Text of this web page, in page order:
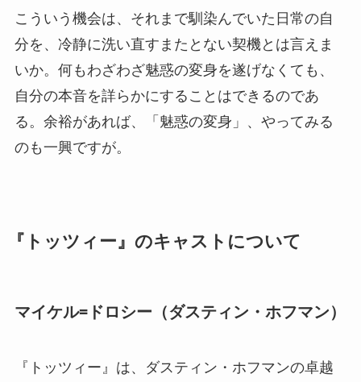
こういう機会は、それまで馴染んでいた日常の自
分を、冷静に洗い直すまたとない契機とは言えま
いか。何もわざわざ魅惑の変身を遂げなくても、
自分の本音を詳らかにすることはできるのであ
る。余裕があれば、「魅惑の変身」、やってみる
のも一興ですが。
『トッツィー』のキャストについて
マイケル=ドロシー（ダスティン・ホフマン）
『トッツィー』は、ダスティン・ホフマンの卓越